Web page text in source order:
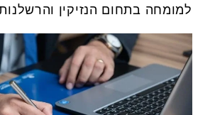
למומחה בתחום הנזיקין